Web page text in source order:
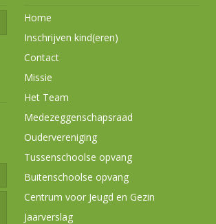
Home
Inschrijven kind(eren)
Contact
Missie
Het Team
Medezeggenschapsraad
Oudervereniging
Tussenschoolse opvang
Buitenschoolse opvang
Centrum voor Jeugd en Gezin
Jaarverslag